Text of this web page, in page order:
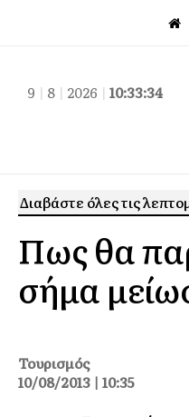
9 | 8 | 2026 | 10:33:35
Διαβάστε όλες τις
Πως θα
σήμα
Τουρισμός
10/08/2013 | 10:35